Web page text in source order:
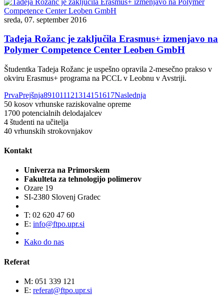
sreda, 07. september 2016
Tadeja Rožanc je zaključila Erasmus+ izmenjavo na
Polymer Competence Center Leoben GmbH
Študentka Tadeja Rožanc je uspešno opravila 2-mesečno prakso v
okviru Erasmus+ programa na PCCL v Leobnu v Avstriji.
PrvaPrejšnja891011121314151617Naslednja
50 kosov vrhunske raziskovalne opreme
1700 potencialnih delodajalcev
4 študenti na učitelja
40 vrhunskih strokovnjakov
Kontakt
Univerza na Primorskem
Fakulteta za tehnologijo polimerov
Ozare 19
SI-2380 Slovenj Gradec
T: 02 620 47 60
E: info@ftpo.upr.si
Kako do nas
Referat
M: 051 339 121
E: referat@ftpo.upr.si